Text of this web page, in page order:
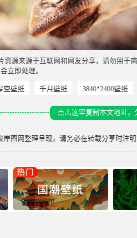
资源来源于互联网和网友分享，请勿用
立即处理。
空壁纸 千月壁纸 3840*2400壁纸
点击这里复制本文地址
岸图网 整理呈现，请务必在转载分享时注